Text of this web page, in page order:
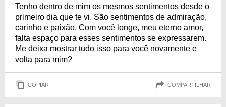
Tenho dentro de mim os mesmos sentimentos desde o
primeiro dia que te vi. São sentimentos de admiração,
carinho e paixão. Com você longe, meu eterno amor,
falta espaço para esses sentimentos se expressarem.
Me deixa mostrar tudo isso para você novamente e
volta para mim?
COPIAR COMPARTILHAR